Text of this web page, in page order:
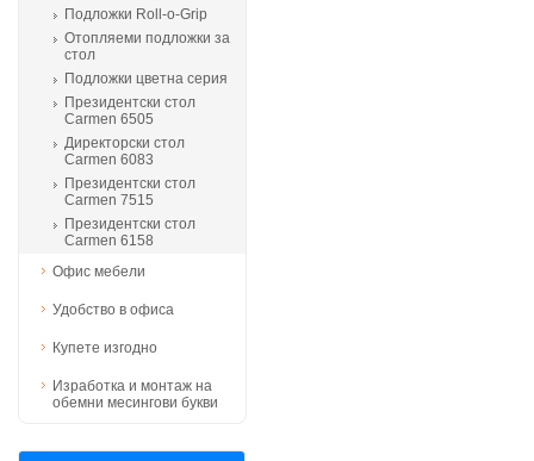
Подложки Roll-o-Grip
Отопляеми подложки за
стол
Подложки цветна серия
Президентски стол
Carmen 6505
Директорски стол
Carmen 6083
Президентски стол
Carmen 7515
Президентски стол
Carmen 6158
Офис мебели
Удобство в офиса
Купете изгодно
Изработка и монтаж на
обемни месингови букви